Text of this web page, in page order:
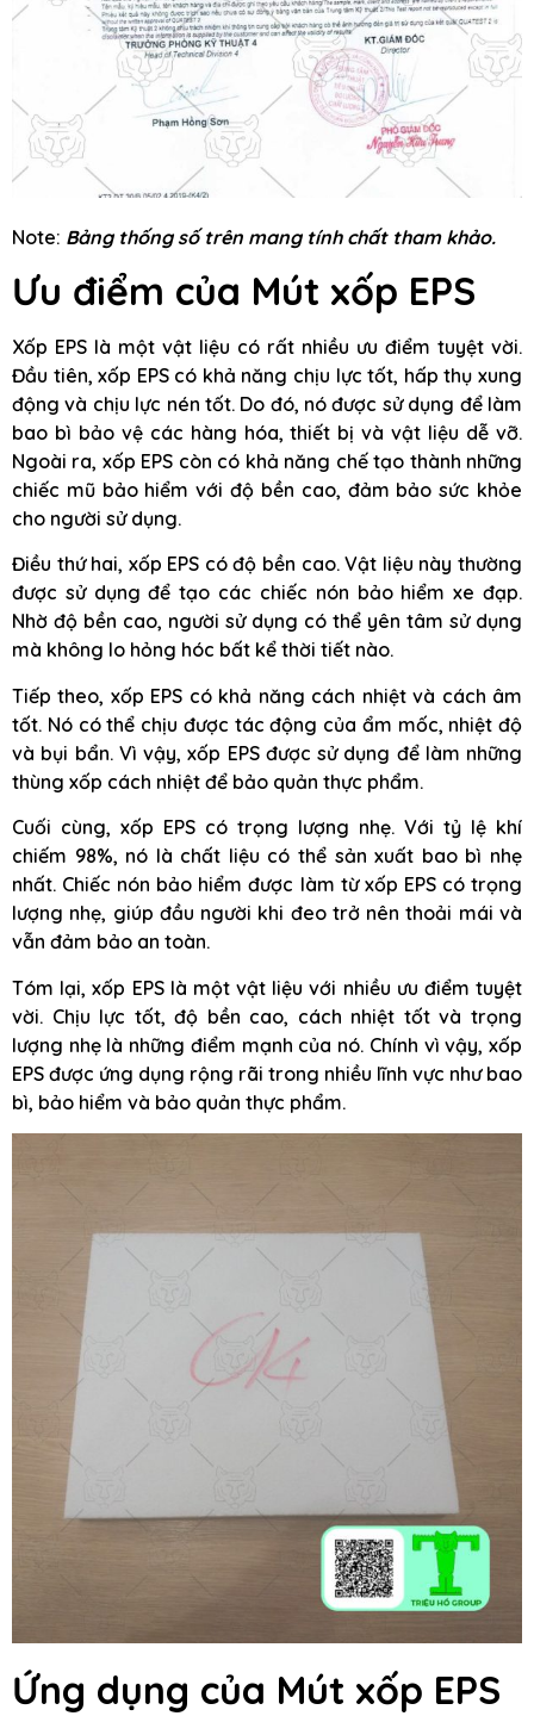
Note: Bảng thống số trên mang tính chất tham khảo.
Ưu điểm của Mút xốp EPS
Xốp EPS là một vật liệu có rất nhiều ưu điểm tuyệt vời.
Đầu tiên, xốp EPS có khả năng chịu lực tốt, hấp thụ xung
động và chịu lực nén tốt. Do đó, nó được sử dụng để làm
bao bì bảo vệ các hàng hóa, thiết bị và vật liệu dễ vỡ.
Ngoài ra, xốp EPS còn có khả năng chế tạo thành những
chiếc mũ bảo hiểm với độ bền cao, đảm bảo sức khỏe
cho người sử dụng.
Điều thứ hai, xốp EPS có độ bền cao. Vật liệu này thường
được sử dụng để tạo các chiếc nón bảo hiểm xe đạp.
Nhờ độ bền cao, người sử dụng có thể yên tâm sử dụng
mà không lo hỏng hóc bất kể thời tiết nào.
Tiếp theo, xốp EPS có khả năng cách nhiệt và cách âm
tốt. Nó có thể chịu được tác động của ẩm mốc, nhiệt độ
và bụi bẩn. Vì vậy, xốp EPS được sử dụng để làm những
thùng xốp cách nhiệt để bảo quản thực phẩm.
Cuối cùng, xốp EPS có trọng lượng nhẹ. Với tỷ lệ khí
chiếm 98%, nó là chất liệu có thể sản xuất bao bì nhẹ
nhất. Chiếc nón bảo hiểm được làm từ xốp EPS có trọng
lượng nhẹ, giúp đầu người khi đeo trở nên thoải mái và
vẫn đảm bảo an toàn.
Tóm lại, xốp EPS là một vật liệu với nhiều ưu điểm tuyệt
vời. Chịu lực tốt, độ bền cao, cách nhiệt tốt và trọng
lượng nhẹ là những điểm mạnh của nó. Chính vì vậy, xốp
EPS được ứng dụng rộng rãi trong nhiều lĩnh vực như bao
bì, bảo hiểm và bảo quản thực phẩm.
Ứng dụng của Mút xốp EPS